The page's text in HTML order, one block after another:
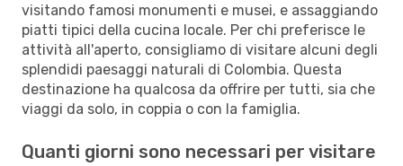
visitando famosi monumenti e musei, e assaggiando
piatti tipici della cucina locale. Per chi preferisce le
attività all'aperto, consigliamo di visitare alcuni degli
splendidi paesaggi naturali di Colombia. Questa
destinazione ha qualcosa da offrire per tutti, sia che
viaggi da solo, in coppia o con la famiglia.
Quanti giorni sono necessari per visitare